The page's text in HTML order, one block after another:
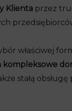
Klientaprzez
właściwej
kompleksowe
stałą